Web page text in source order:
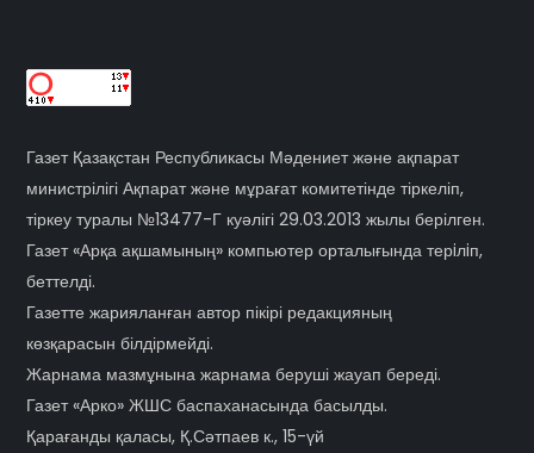
Газет Қазақстан Республикасы Мәдениет және ақпарат
министрілігі Ақпарат және мұрағат комитетінде тіркеліп,
тіркеу туралы №13477-Г куәлігі 29.03.2013 жылы берілген.
Газет «Арқа ақшамының» компьютер орталығында терiлiп,
беттелді.
Газетте жарияланған автор пікірі редакцияның
көзқарасын білдірмейді.
Жарнама мазмұнына жарнама беруші жауап береді.
Газет «Арко» ЖШС баспаханасында басылды.
Қарағанды қаласы, Қ.Сәтпаев к., 15-үй